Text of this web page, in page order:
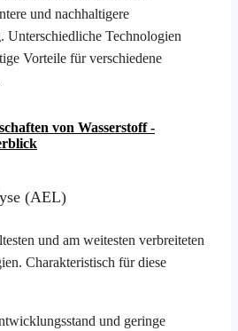
und nachhaltigere
Unterschiedliche Technologien
Vorteile für verschiedene
von Wasserstoff -
(AEL)
und am weitesten verbreiteten
Charakteristisch für diese
und geringe